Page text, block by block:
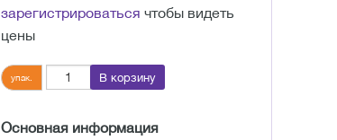
зарегистрироваться чтобы видеть
цены
упак. В корзину
Основная информация